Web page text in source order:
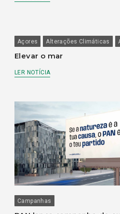
Açores Alterações Climáticas
Elevar o mar
LER NOTÍCIA
Campanhas